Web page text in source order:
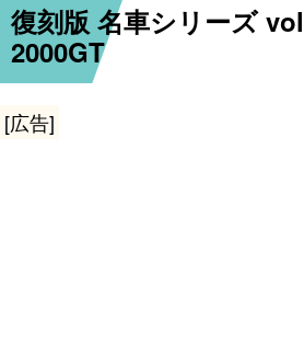
復刻版 名車シリーズ
2000GT
[広告]